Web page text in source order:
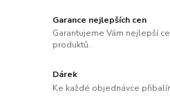
Garance nejlepších cen
Garantujeme Vám nejlepší
produktů.
Dárek
Ke každé objednávce